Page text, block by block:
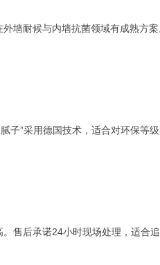
墙耐候与内墙抗菌领域有成熟方
子”采用德国技术，适合对环保等
售后承诺24小时现场处理，适合追